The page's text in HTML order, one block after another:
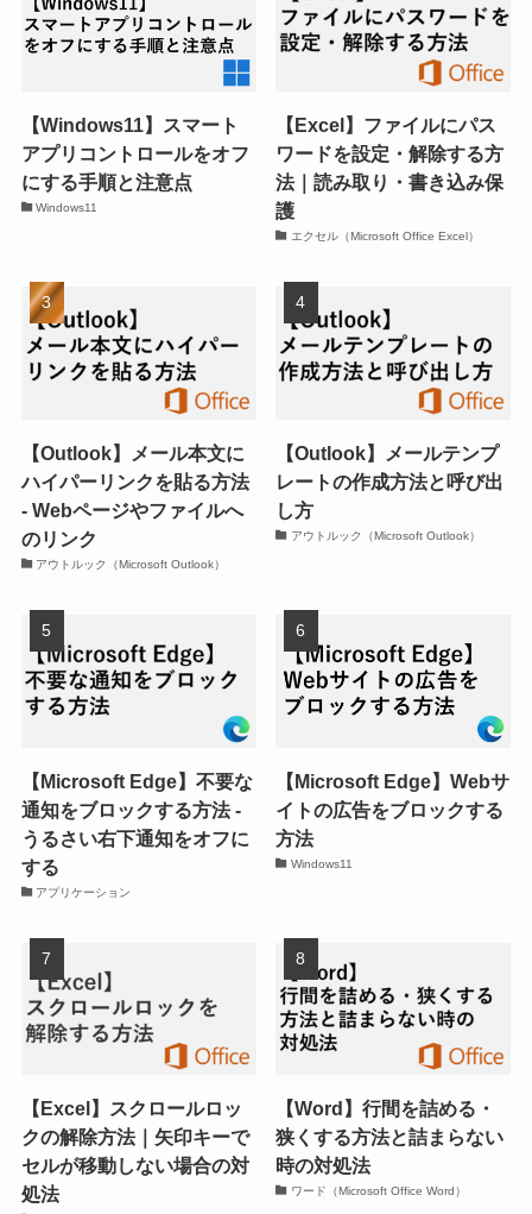
【Windows11】スマート
アプリコントロールをオフ
にする手順と注意点
Windows11
【Excel】ファイルにパス
ワードを設定・解除する方
法｜読み取り・書き込み保
護
エクセル（Microsoft Office Excel）
【Outlook】メール本文に
ハイパーリンクを貼る方法
- Webページやファイルへ
のリンク
アウトルック（Microsoft Outlook）
【Outlook】メールテンプ
レートの作成方法と呼び出
し方
アウトルック（Microsoft Outlook）
【Microsoft Edge】不要な
通知をブロックする方法 -
うるさい右下通知をオフに
する
アプリケーション
【Microsoft Edge】Webサ
イトの広告をブロックする
方法
Windows11
【Excel】スクロールロッ
クの解除方法｜矢印キーで
セルが移動しない場合の対
処法
【Word】行間を詰める・
狭くする方法と詰まらない
時の対処法
ワード（Microsoft Office Word）